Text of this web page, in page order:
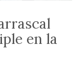
en la